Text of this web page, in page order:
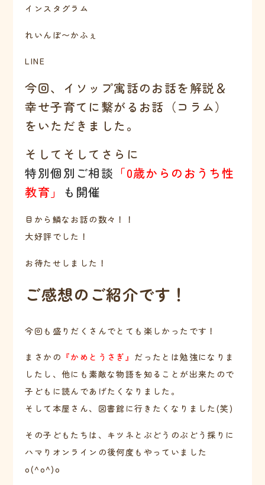
インスタグラム
れいんぼ〜かふぇ
LINE
今回、イソップ寓話のお話を解説＆
幸せ子育てに繋がるお話（コラム）
をいただきました。
そしてそしてさらに
特別個別ご相談 「0歳からのおうち性
教育」
も開催
目から鱗なお話の数々！！
大好評でした！
お待たせしました！
ご感想のご紹介です！
今回も盛りだくさんでとても楽しかったです！
まさかの 『かめとうさぎ』 だったとは勉強になりま
したし、他にも素敵な物語を知ることが出来たので
子どもに読んであげたくなりました。
そして本屋さん、図書館に行きたくなりました(笑)
その子どもたちは、キツネとぶどうのぶどう採りに
ハマりオンラインの後何度もやっていました
o(^o^)o